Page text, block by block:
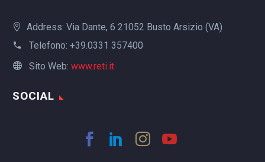
Address: Via Dante, 6 21052 Busto Arsizio (VA)
Telefono: +39.0331 357400
Sito Web: www.reti.it
SOCIAL